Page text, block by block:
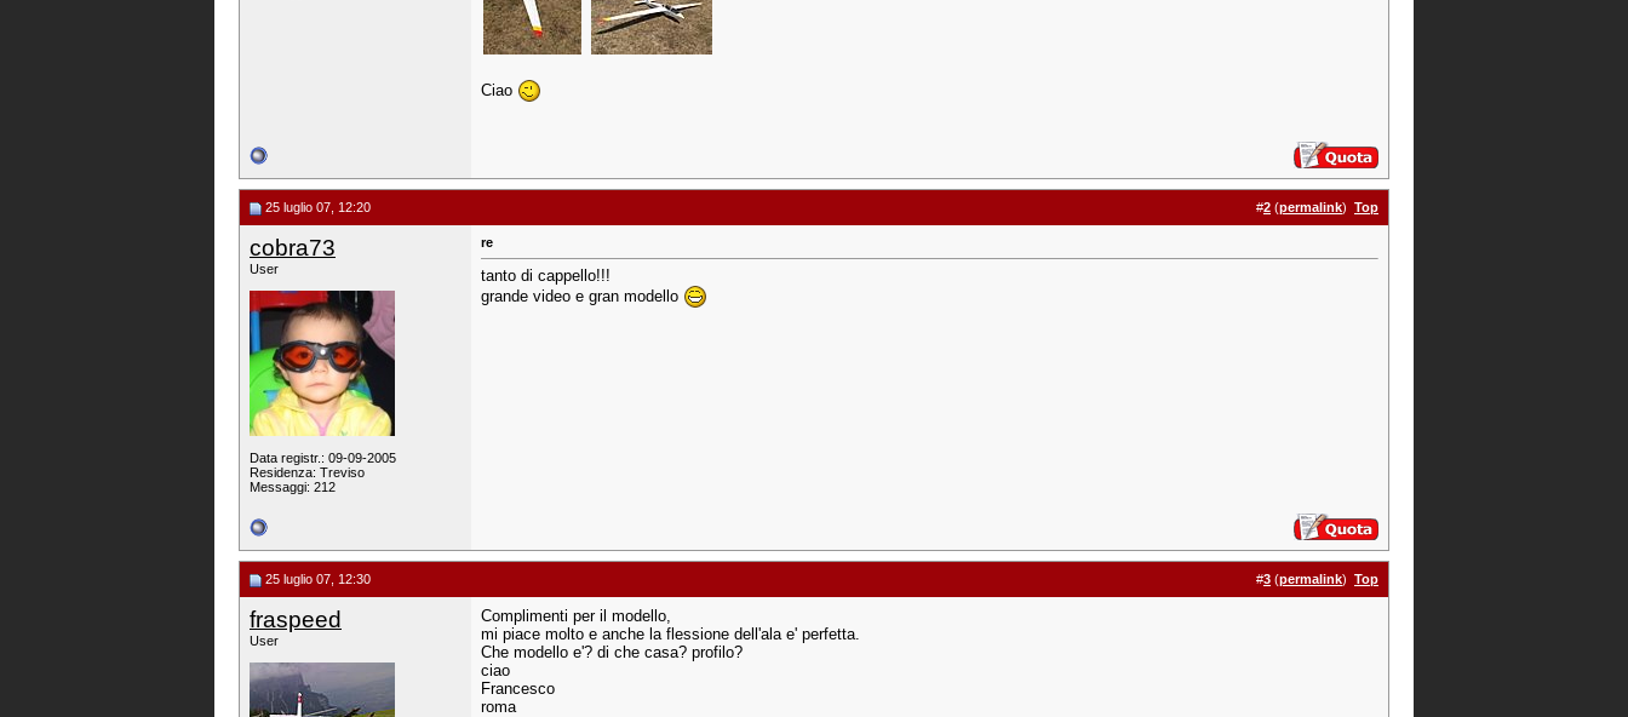
Ciao
25 luglio 07, 12:20 #2 (permalink) Top
cobra73
User
Data registr.: 09-09-2005
Residenza: Treviso
Messaggi: 212
re
tanto di cappello!!!
grande video e gran modello
25 luglio 07, 12:30 #3 (permalink) Top
fraspeed
User
Complimenti per il modello,
mi piace molto e anche la flessione dell'ala e' perfetta.
Che modello e'? di che casa? profilo?
ciao
Francesco
roma